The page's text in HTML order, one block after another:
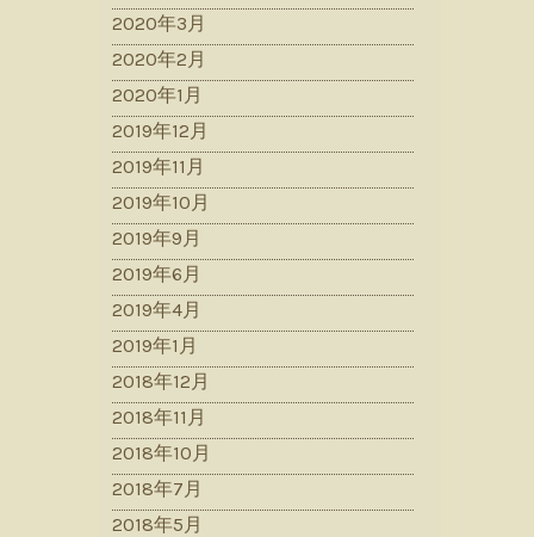
2020年3月
2020年2月
2020年1月
2019年12月
2019年11月
2019年10月
2019年9月
2019年6月
2019年4月
2019年1月
2018年12月
2018年11月
2018年10月
2018年7月
2018年5月